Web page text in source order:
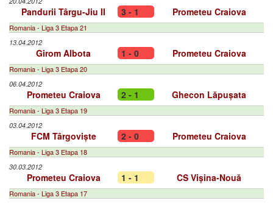
Pandurii Târgu-Jiu II 3 - 1 Prometeu Craiova
Romania - Liga 3 Etapa 21
13.04.2012
Girom Albota 1 - 0 Prometeu Craiova
Romania - Liga 3 Etapa 20
06.04.2012
Prometeu Craiova 2 - 1 Ghecon Lăpușata
Romania - Liga 3 Etapa 19
03.04.2012
FCM Târgoviște 2 - 0 Prometeu Craiova
Romania - Liga 3 Etapa 18
30.03.2012
Prometeu Craiova 1 - 1 CS Vișina-Nouă
Romania - Liga 3 Etapa 17